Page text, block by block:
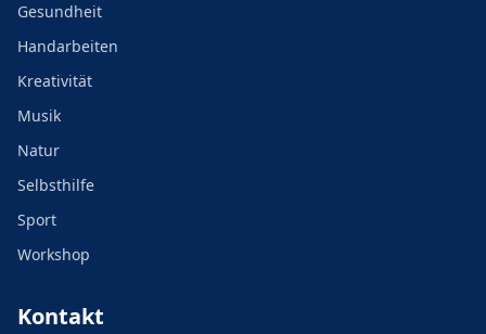
Gesundheit
Handarbeiten
Kreativität
Musik
Natur
Selbsthilfe
Sport
Workshop
Kontakt